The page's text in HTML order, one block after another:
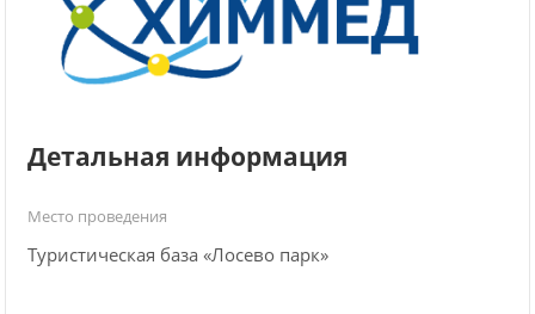
Детальная информация
Место проведения
Туристическая база «Лосево парк»